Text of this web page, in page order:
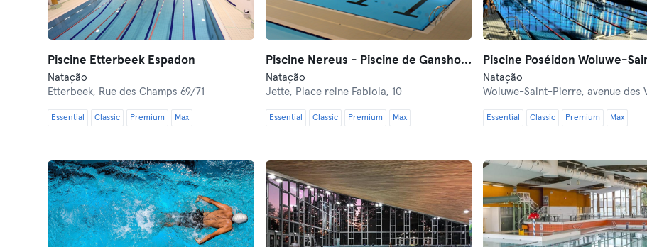
Piscine Etterbeek Espadon
Natação
Etterbeek, Rue des Champs 69/71
Essential Classic Premium Max
Piscine Nereus - Piscine de Ganshoren/Jette
Natação
Jette, Place reine Fabiola, 10
Essential Classic Premium Max
Natação
Woluwe-Saint-Pierre, avenue des
Essential Classic Premium Max